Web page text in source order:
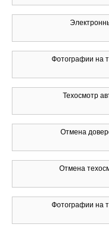
Фотографии на
Техосмотр
Отмена
Отмена
Фотографии на